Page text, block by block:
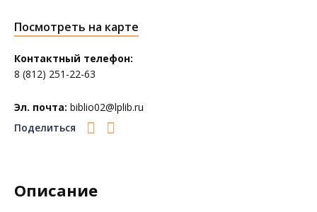
Посмотреть на карте
Контактный телефон:
8 (812) 251-22-63
Эл. почта: biblio02@lplib.ru
Поделиться
Описание